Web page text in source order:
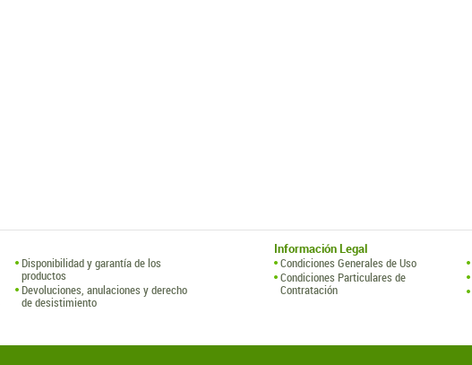
Disponibilidad y garantía de los
productos
Devoluciones, anulaciones y derecho
de desistimiento
Información Legal
Condiciones Generales de Uso
Condiciones Particulares de
Contratación